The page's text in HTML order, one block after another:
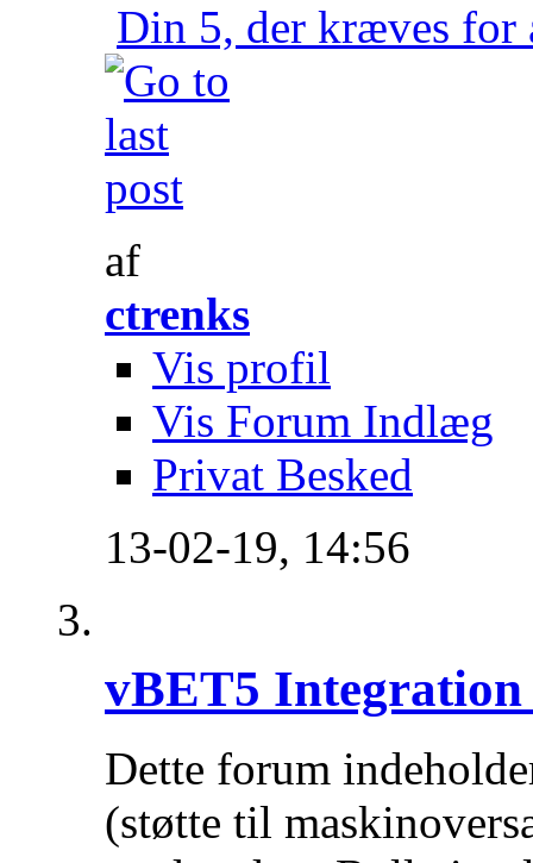
Din 5, der kræves
af
ctrenks
Vis profil
Vis Forum Indlæg
Privat Besked
13-02-19, 14:56
vBET5 Integration
Dette forum
(støtte til